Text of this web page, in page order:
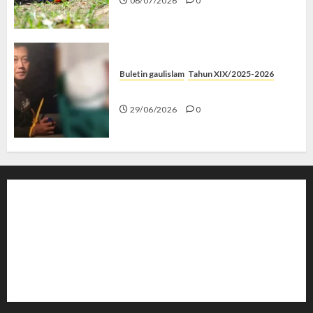
Buletin gaulislam Tahun XIX/2025-2026
29/06/2026 0